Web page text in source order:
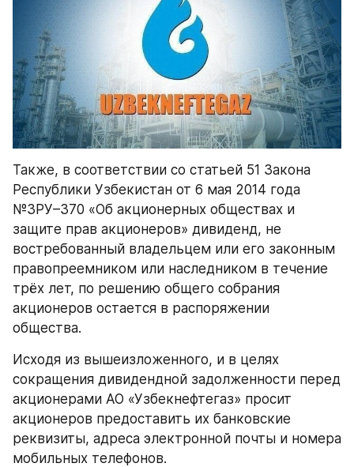
Также, в соответствии со статьей 51 Закона
Республики Узбекистан от 6 мая 2014 года
№ЗРУ–370 «Об акционерных обществах и
защите прав акционеров» дивиденд, не
востребованный владельцем или его законным
правопреемником или наследником в течение
трёх лет, по решению общего собрания
акционеров остается в распоряжении
общества.
Исходя из вышеизложенного, и в целях
сокращения дивидендной задолженности перед
акционерами АО «Узбекнефтегаз» просит
акционеров предоставить их банковские
реквизиты, адреса электронной почты и номера
мобильных телефонов.